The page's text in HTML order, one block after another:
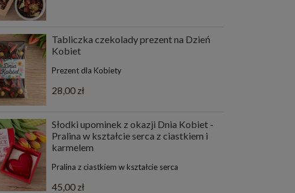
Tabliczka czekolady prezent na Dzień
Kobiet
Prezent dla Kobiety
28,00 zł
Słodki upominek z okazji Dnia Kobiet -
Pralina w kształcie serca z ciastkiem i
karmelem
Pralina z ciastkiem w kształcie serca
45,00 zł